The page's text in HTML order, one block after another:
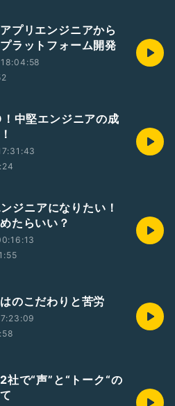
プリエンジニアから
ラットフォーム開発
中堅エンジニアの成
ジニアになりたい！
たらいい？
のこだわりと苦労
社で“声”と“トーク“の